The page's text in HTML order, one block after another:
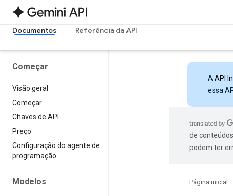
Documentos Referência da API
Começar
Visão geral
Começar
Chaves de API
Preço
Configuração do agente de
programação
Modelos
A API
essa
de
podem ter
Página inicial